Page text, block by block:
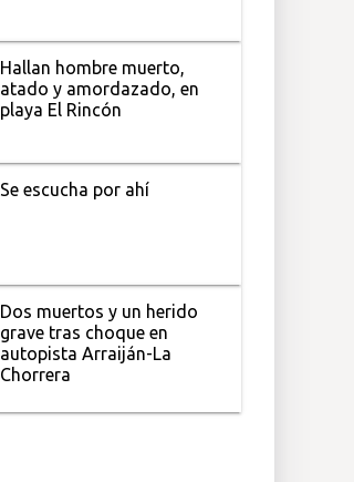
Hallan hombre muerto,
atado y amordazado, en
playa El Rincón
Se escucha por ahí
Dos muertos y un herido
grave tras choque en
autopista Arraiján-La
Chorrera